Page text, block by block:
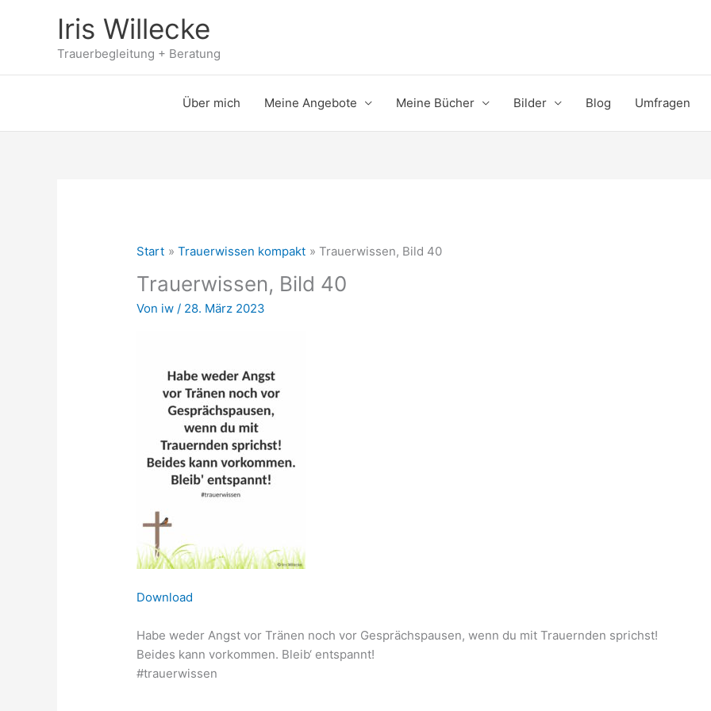
Iris Willecke
Trauerbegleitung + Beratung
Über mich Meine Angebote Meine Bücher Bilder Blog Umfragen
Start Trauerwissen kompakt Trauerwissen, Bild 40
Trauerwissen, Bild 40
Von iw/ 28. März 2023
Download
Habe weder Angst vor Tränen noch vor Gesprächspausen, wenn du mit Trauernden sprichst!
Beides kann vorkommen. Bleib‘ entspannt!
#trauerwissen